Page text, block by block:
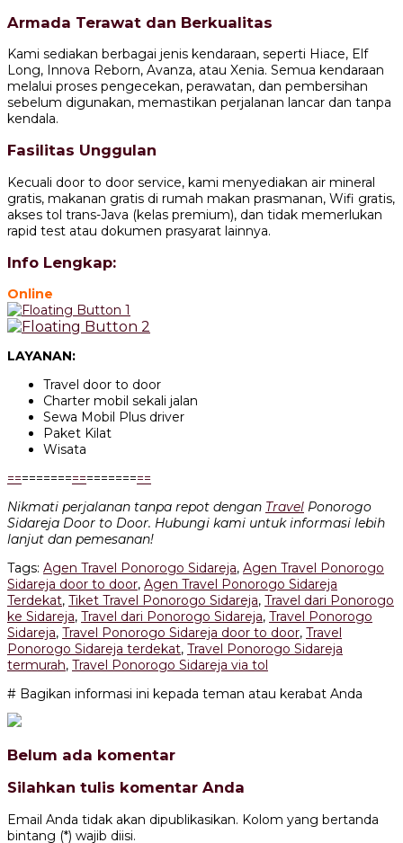
Armada Terawat dan Berkualitas
Kami sediakan berbagai jenis kendaraan, seperti Hiace, Elf
Long, Innova Reborn, Avanza, atau Xenia. Semua kendaraan
melalui proses pengecekan, perawatan, dan pembersihan
sebelum digunakan, memastikan perjalanan lancar dan tanpa
kendala.
Fasilitas Unggulan
Kecuali door to door service, kami menyediakan air mineral
gratis, makanan gratis di rumah makan prasmanan, Wifi gratis,
akses tol trans-Java (kelas premium), dan tidak memerlukan
rapid test atau dokumen prasyarat lainnya.
Info Lengkap:
Online
LAYANAN:
Travel door to door
Charter mobil sekali jalan
Sewa Mobil Plus driver
Paket Kilat
Wisata
====================
Nikmati perjalanan tanpa repot dengan Travel Ponorogo
Sidareja Door to Door. Hubungi kami untuk informasi lebih
lanjut dan pemesanan!
Tags: Agen Travel Ponorogo Sidareja, Agen Travel Ponorogo
Sidareja door to door, Agen Travel Ponorogo Sidareja
Terdekat, Tiket Travel Ponorogo Sidareja, Travel dari Ponorogo
ke Sidareja, Travel dari Ponorogo Sidareja, Travel Ponorogo
Sidareja, Travel Ponorogo Sidareja door to door, Travel
Ponorogo Sidareja terdekat, Travel Ponorogo Sidareja
termurah, Travel Ponorogo Sidareja via tol
# Bagikan informasi ini kepada teman atau kerabat Anda
Belum ada komentar
Silahkan tulis komentar Anda
Email Anda tidak akan dipublikasikan. Kolom yang bertanda
bintang (*) wajib diisi.